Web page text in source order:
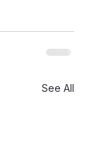
See All